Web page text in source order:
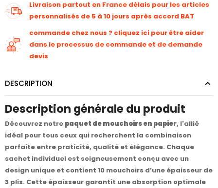
Livraison partout en France délais pour les articles
personnalisés de 5 à 10 jours après accord BAT
commande chez nous ? cliquez ici pour être aider
dans le processus de commande et de demande
devis
DESCRIPTION
Description générale du produit
Découvrez notre paquet de mouchoirs en papier, l'allié
idéal pour tous ceux qui recherchent la combinaison
parfaite entre praticité, qualité et élégance. Chaque
sachet individuel est soigneusement conçu avec un
design unique et contient 10 mouchoirs d’une épaisseur de
3 plis. Cette épaisseur garantit une absorption optimale